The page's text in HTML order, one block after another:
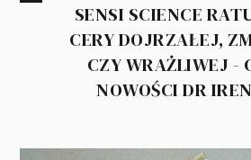
SENSI SCIENCE
CERY DOJRZAŁEJ,
CZY WRAŻLIWEJ -
NOWOŚCI DR